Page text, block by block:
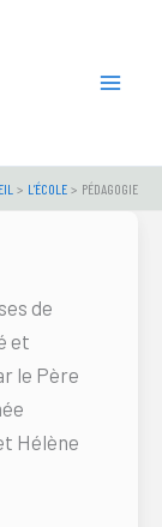
L’ÉCOLE PÉDAGOGIE
de
et
le Père
Hélène